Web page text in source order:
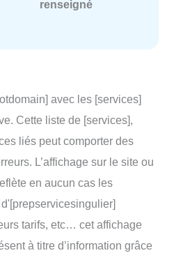
renseigné
avec les [services]
Cette liste de [services],
liés peut comporter des
L’affichage sur le site ou
en aucun cas les
tarifs, etc… cet affichage
à titre d’information grâce